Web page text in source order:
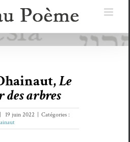
Le
des arbres
19 juin 2022
Catégories :